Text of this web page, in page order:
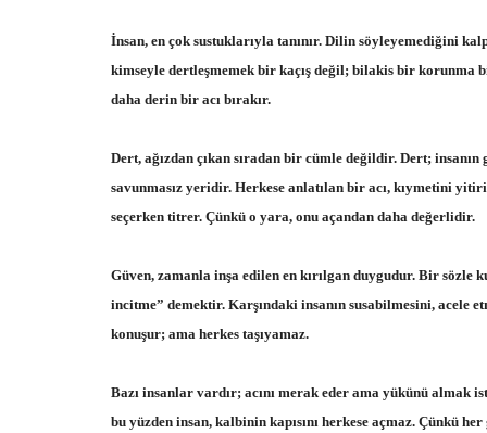
İnsan, en çok sustuklarıyla tanınır. Dilin söyleyemediğini
kimseyle dertleşmemek bir kaçış değil; bilakis bir korunma
daha derin bir acı bırakır.
Dert, ağızdan çıkan sıradan bir cümle değildir. Dert; insanın
savunmasız yeridir. Herkese anlatılan bir acı, kıymetini
seçerken titrer. Çünkü o yara, onu açandan daha değerlidir.
Güven, zamanla inşa edilen en kırılgan duygudur. Bir sözle
incitme” demektir. Karşındaki insanın susabilmesini, acele
konuşur; ama herkes taşıyamaz.
Bazı insanlar vardır; acını merak eder ama yükünü almak
bu yüzden insan, kalbinin kapısını herkese açmaz. Çünkü
anlamsız sözler
Anlamsız sözler, herhangi bir anlam veya